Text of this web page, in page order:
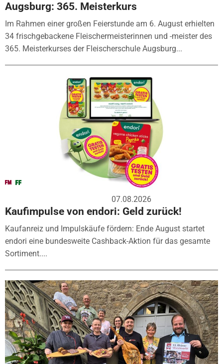
Augsburg: 365. Meisterkurs
Im Rahmen einer großen Feierstunde am 6. August erhielten
34 frischgebackene Fleischermeisterinnen und -meister des
365. Meisterkurses der Fleischerschule Augsburg...
07.08.2026
Kaufimpulse von endori: Geld zurück!
Kaufanreiz und Impulskäufe fördern: Ende August startet
endori eine bundesweite Cashback-Aktion für das gesamte
Sortiment....